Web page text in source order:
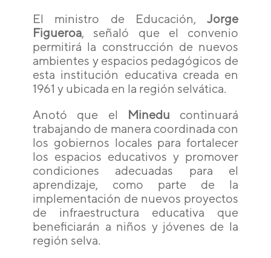
El ministro de Educación, Jorge
Figueroa, señaló que el convenio
permitirá la construcción de nuevos
ambientes y espacios pedagógicos de
esta institución educativa creada en
1961 y ubicada en la región selvática.
Anotó que el
Minedu continuará
trabajando de manera coordinada con
los gobiernos locales para fortalecer
los espacios educativos y promover
condiciones adecuadas para el
aprendizaje, como parte de la
implementación de nuevos proyectos
de infraestructura educativa que
beneficiarán a niños y jóvenes de la
región selva.